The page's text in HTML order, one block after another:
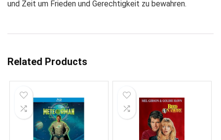
und Zeit um Frieden und Gerechtigkeit zu bewahren.
Related Products